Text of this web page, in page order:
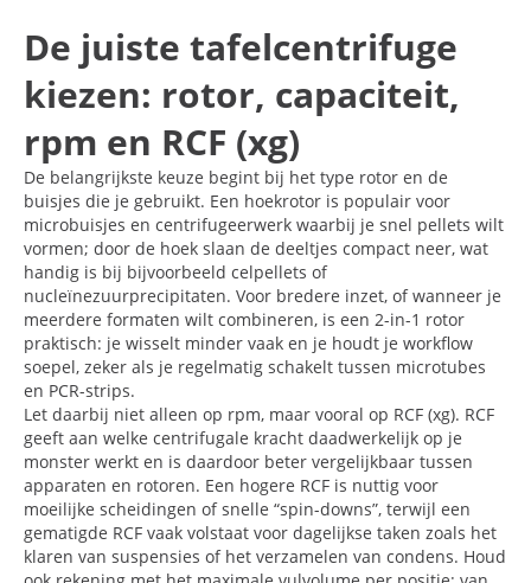
De juiste tafelcentrifuge
kiezen: rotor, capaciteit,
rpm en RCF (xg)
De belangrijkste keuze begint bij het type rotor en de
buisjes die je gebruikt. Een hoekrotor is populair voor
microbuisjes en centrifugeerwerk waarbij je snel pellets wilt
vormen; door de hoek slaan de deeltjes compact neer, wat
handig is bij bijvoorbeeld celpellets of
nucleïnezuurprecipitaten. Voor bredere inzet, of wanneer je
meerdere formaten wilt combineren, is een 2-in-1 rotor
praktisch: je wisselt minder vaak en je houdt je workflow
soepel, zeker als je regelmatig schakelt tussen microtubes
en PCR-strips.
Let daarbij niet alleen op rpm, maar vooral op RCF (xg). RCF
geeft aan welke centrifugale kracht daadwerkelijk op je
monster werkt en is daardoor beter vergelijkbaar tussen
apparaten en rotoren. Een hogere RCF is nuttig voor
moeilijke scheidingen of snelle “spin-downs”, terwijl een
gematigde RCF vaak volstaat voor dagelijkse taken zoals het
klaren van suspensies of het verzamelen van condens. Houd